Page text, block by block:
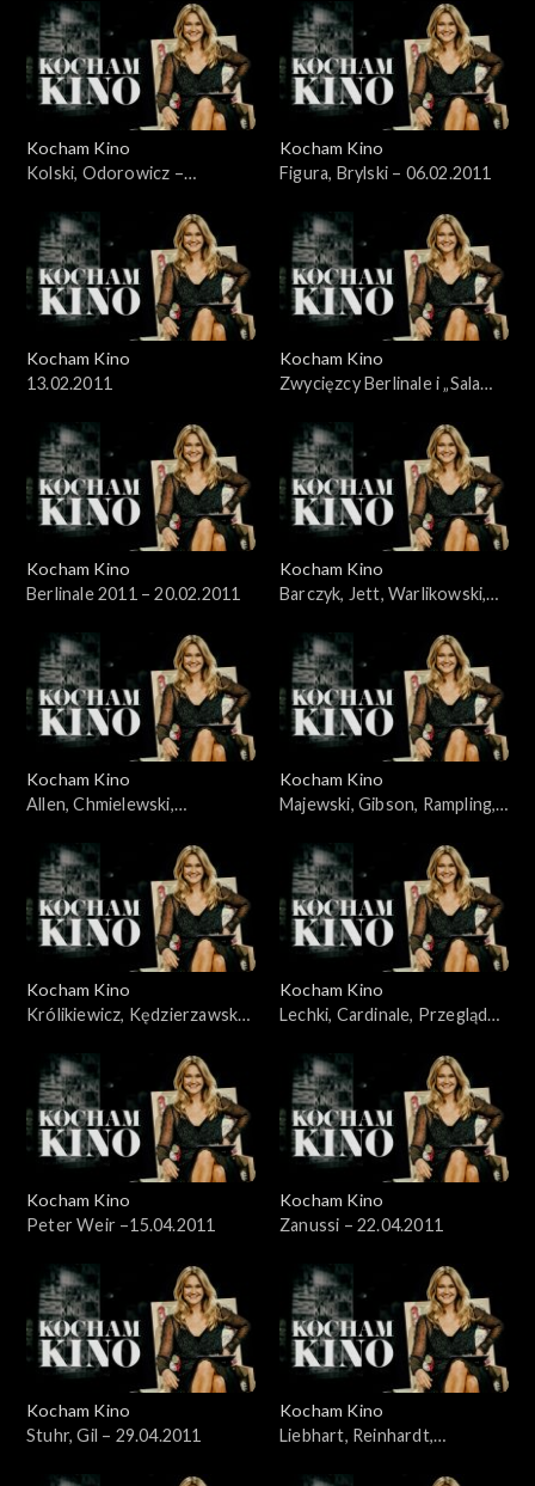
Kocham Kino
Kolski, Odorowicz –
Kocham Kino
Figura, Brylski – 06.02.2011
Kocham Kino
13.02.2011
Kocham Kino
Zwycięzcy Berlinale i „Sala
Kocham Kino
Berlinale 2011 – 20.02.2011
Kocham Kino
Barczyk, Jett, Warlikowski,
Kocham Kino
Allen, Chmielewski,
14.03.2011
Kocham Kino
Majewski, Gibson, Rampling,
Kocham Kino
Królikiewicz, Kędzierzawska,
Kocham Kino
Lechki, Cardinale, Przegląd
Kocham Kino
Peter Weir –15.04.2011
Kocham Kino
Zanussi – 22.04.2011
Kocham Kino
Stuhr, Gil – 29.04.2011
Kocham Kino
Liebhart, Reinhardt,